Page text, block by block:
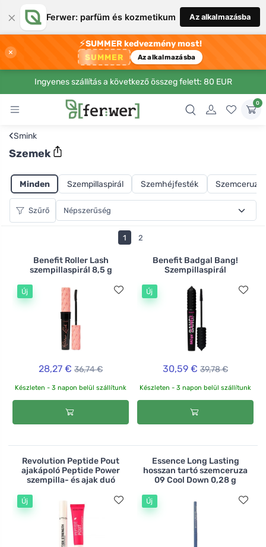
× Ferwer: parfüm és kozmetikum Az alkalmazásba
×
⚡SUMMER kedvezmény most!
SUMMER Az alkalmazásba
Ingyenes szállítás a következő összeg felett: 80 EUR
0
‹Smink
Szemek
Minden Szempillaspirál Szemhéjfesték Szemceruza
Szűrő
1 2
Benefit Roller Lash
szempillaspirál 8,5 g
Új
28,27 € 36,74 €
Készleten - 3 napon belül szállítunk
Benefit Badgal Bang!
Szempillaspirál
Új
30,59 € 39,78 €
Készleten - 3 napon belül szállítunk
Revolution Peptide Pout
ajakápoló Peptide Power
szempilla- és ajak duó
Új
Essence Long Lasting
hosszan tartó szemceruza
09 Cool Down 0,28 g
Új